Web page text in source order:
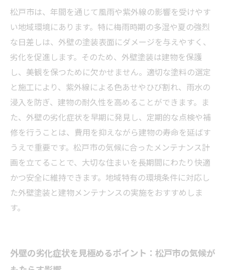
まとめ：松戸市で外壁塗装と建物メンテナンス
を成功させるための具体策
松戸市で外壁塗装を検討するなら知っておきた
い豆知識5選
建物メンテナンスと外壁塗装で資産価値を守る
松戸市の秘訣
松戸市は、年間を通じて風雨や紫外線の影響を受けやす
い地域環境にあります。特に梅雨時期の多湿や夏の強烈
な日差しは、外壁の塗装表面にダメージを与えやすく、
劣化を促進します。そのため、外壁塗装は建物を保護
し、美観を保つために欠かせません。適切な塗料の選定
と施工により、紫外線による色あせやひび割れ、雨水の
浸入を防ぎ、建物の耐久性を高めることができます。ま
た、外壁の劣化症状を早期に発見し、定期的な点検や補
修を行うことは、費用を抑えながら建物の寿命を延ばす
うえで重要です。松戸市の気候に合ったメンテナンス計
画を立てることで、大切な住まいを長期間にわたり快適
かつ安全に維持できます。地域特有の環境条件に対応し
た外壁塗装と建物メンテナンスの実施をおすすめしま
す。
外壁の劣化症状を見極めるポイント：松戸市の気候が